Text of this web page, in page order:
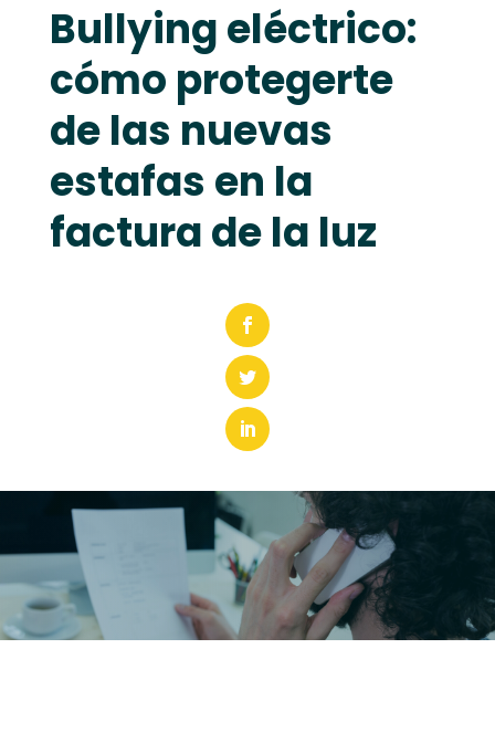
Bullying eléctrico:
cómo protegerte
de las nuevas
estafas en la
factura de la luz